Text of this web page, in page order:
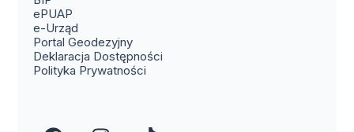
ePUAP
e-Urząd
Portal Geodezyjny(otwiera się w nowym oknie)
Deklaracja Dostępności
Polityka Prywatności